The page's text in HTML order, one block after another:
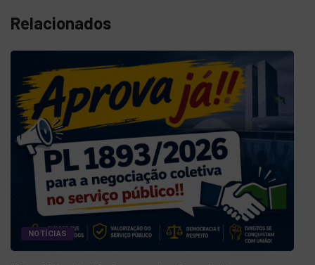
Relacionados
NOTÍCIAS